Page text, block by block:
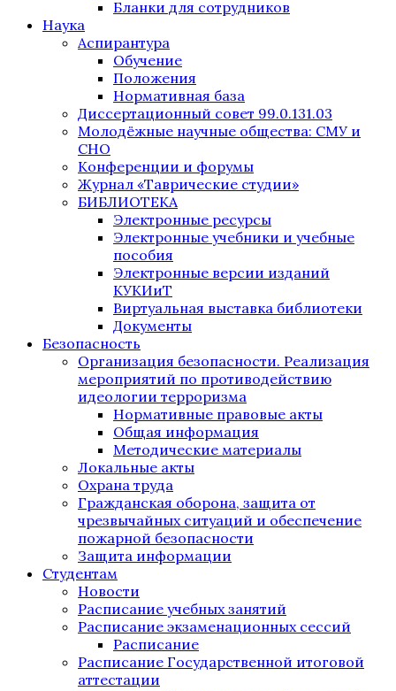
Бланки для сотрудников
Наука
Аспирантура
Обучение
Положения
Нормативная база
Диссертационный совет 99.0.131.03
Молодёжные научные общества: СМУ и
СНО
Конференции и форумы
Журнал «Таврические студии»
БИБЛИОТЕКА
Электронные ресурсы
Электронные учебники и учебные
пособия
Электронные версии изданий
КУКИиТ
Виртуальная выставка библиотеки
Документы
Безопасность
Организация безопасности. Реализация
мероприятий по противодействию
идеологии терроризма
Нормативные правовые акты
Общая информация
Методические материалы
Локальные акты
Охрана труда
Гражданская оборона, защита от
чрезвычайных ситуаций и обеспечение
пожарной безопасности
Защита информации
Студентам
Новости
Расписание учебных занятий
Расписание экзаменационных сессий
Расписание
Расписание Государственной итоговой
аттестации